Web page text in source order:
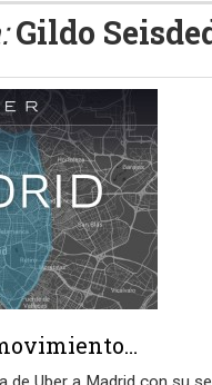
Gildo